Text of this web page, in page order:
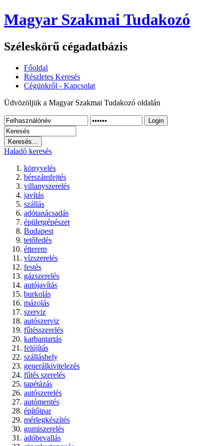
Magyar Szakmai Tudakozó
Széleskörű cégadatbázis
Főoldal
Részletes Keresés
Cégünkről - Kapcsolat
Üdvözöljük a Magyar Szakmai Tudakozó oldalán
Login
Haladó keresés
könyvelés
bérszámfejtés
villanyszerelés
javítás
szállás
adótanácsadás
épületgépészet
Budapest
tetőfedés
étterem
vízszerelés
festés
gázszerelés
autójavítás
burkolás
mázolás
szerviz
autószerviz
fűtésszerelés
karbantartás
felújítás
szálláshely
generálkivitelezés
fűtés szerelés
tapétázás
autószerelés
autómentés
építőipar
mérlegkészítés
gumiszerelés
adóbevallás